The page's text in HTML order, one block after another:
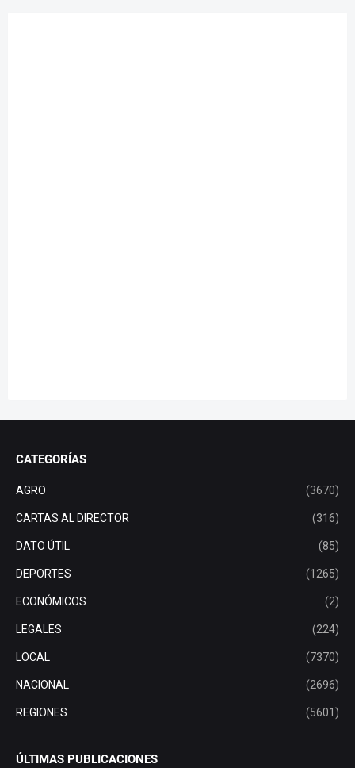
CATEGORÍAS
AGRO (3670)
CARTAS AL DIRECTOR (316)
DATO ÚTIL (85)
DEPORTES (1265)
ECONÓMICOS (2)
LEGALES (224)
LOCAL (7370)
NACIONAL (2696)
REGIONES (5601)
ÚLTIMAS PUBLICACIONES